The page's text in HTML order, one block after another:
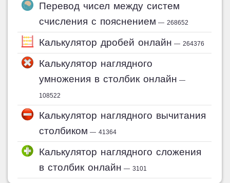
Перевод чисел между систем
счисления с пояснением — 268652
Калькулятор дробей онлайн — 264376
Калькулятор наглядного
умножения в столбик онлайн —
108522
Калькулятор наглядного вычитания
столбиком — 41364
Калькулятор наглядного сложения
в столбик онлайн — 3101